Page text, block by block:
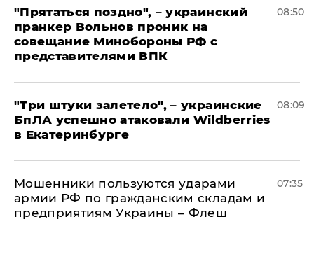
"Прятаться поздно", – украинский
пранкер Вольнов проник на
совещание Минобороны РФ с
представителями ВПК
08:50
"Три штуки залетело", – украинские
БпЛА успешно атаковали Wildberries
в Екатеринбурге
08:09
Мошенники пользуются ударами
армии РФ по гражданским складам и
предприятиям Украины – Флеш
07:35